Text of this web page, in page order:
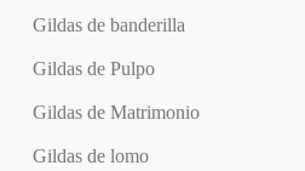
Gildas de banderilla
Gildas de Pulpo
Gildas de Matrimonio
Gildas de lomo